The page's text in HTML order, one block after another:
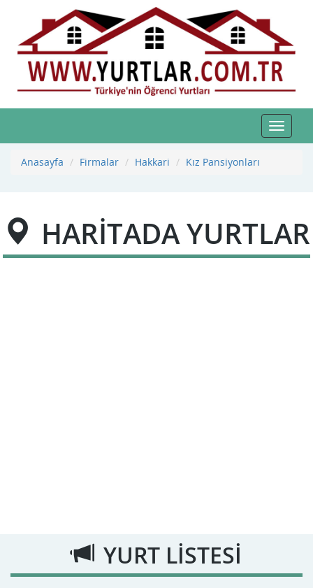
Toggle
Anasayfa
Firmalar Hakkari Kız Pansiyonları
HARİTADA YURTLAR
YURT LİSTESİ